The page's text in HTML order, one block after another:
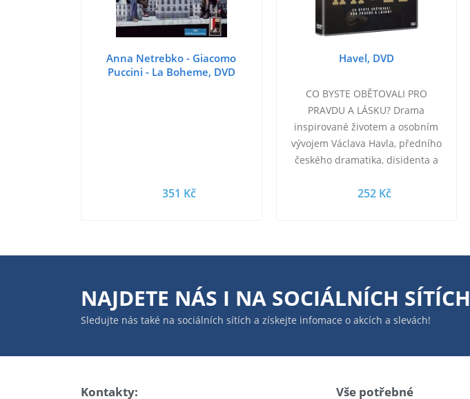
Anna Netrebko - Giacomo
Puccini - La Boheme, DVD
351 Kč
Havel, DVD
CO BYSTE OBĚTOVALI PRO
PRAVDU A LÁSKU? Drama
inspirované životem a osobním
vývojem Václava Havla, předního
českého dramatika, disidenta a
přináší příběh jedné z…
252 Kč
NAJDETE NÁS I NA SOCIÁLNÍCH SÍTÍCH
Sledujte nás také na sociálních sítích a získejte infomace o akcích a slevách!
Kontakty: Vše potřebné